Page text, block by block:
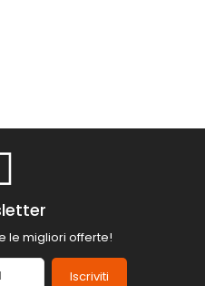
le migliori offerte!
Iscriviti